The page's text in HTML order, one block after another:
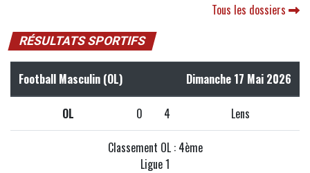
Tous les dossiers
RÉSULTATS SPORTIFS
Football Masculin (OL) Dimanche 17 Mai 2026
OL 0 4 Lens
Classement OL : 4ème
Ligue 1